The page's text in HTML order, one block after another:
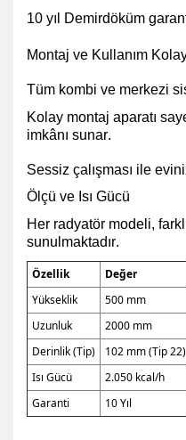
10 yıl Demirdöküm
Montaj ve Kullanım
Tüm kombi ve merkezi
Kolay montaj aparatı
imkânı sunar.
Sessiz çalışması ile
Ölçü ve Isı Gücü
Her radyatör modeli,
sunulmaktadır.
Özellik
Değer
Yükseklik
500 mm
Uzunluk
2000 mm
Derinlik (Tip)
102 mm (Tip 22)
Isı Gücü
2.050 kcal/h
Garanti
10 Yıl